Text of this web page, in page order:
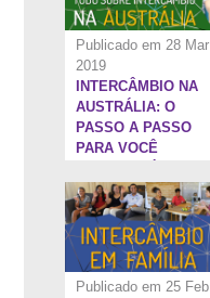
Publicado em 28 Mar
2019
INTERCÂMBIO NA
AUSTRÁLIA: O
PASSO A PASSO
PARA VOCÊ
2019!
Publicado em 25 Feb
28:33''